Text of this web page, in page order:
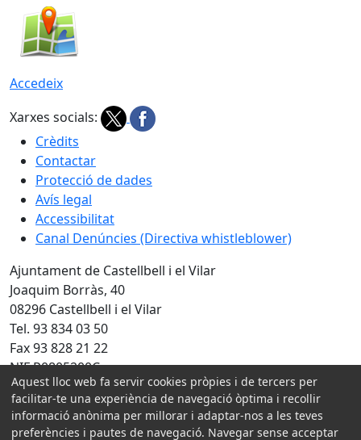
Accedeix
Xarxes socials:
Crèdits
Contactar
Protecció de dades
Avís legal
Accessibilitat
Canal Denúncies (Directiva whistleblower)
Ajuntament de Castellbell i el Vilar
Joaquim Borràs, 40
08296 Castellbell i el Vilar
Tel. 93 834 03 50
Fax 93 828 21 22
NIF P0805200C
Amb la col·laboració de:
Aquest lloc web fa servir cookies pròpies i de tercers per
facilitar-te una experiència de navegació òptima i recollir
informació anònima per millorar i adaptar-nos a les teves
preferències i pautes de navegació. Navegar sense acceptar